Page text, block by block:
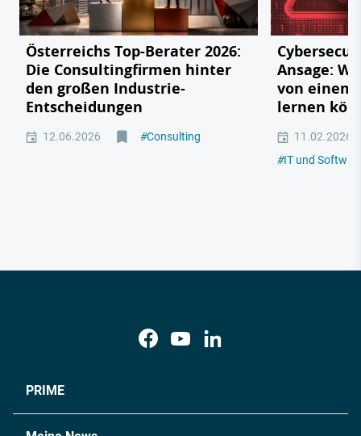
Österreichs Top-Berater 2026:
Die Consultingfirmen hinter
den großen Industrie-
Entscheidungen
12.06.2026 #Consulting
Ansage:
von einem
lernen
11.02.2026
#IT und
PRIME